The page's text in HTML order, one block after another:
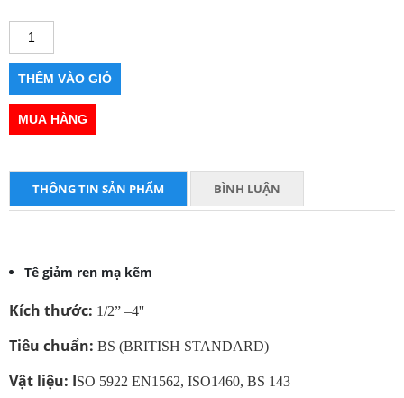
THÔNG TIN SẢN PHẨM BÌNH LUẬN
Tê giảm ren mạ kẽm
Kích thước: 1/2” –4''
Tiêu chuẩn: BS (BRITISH STANDARD)
Vật liệu: ISO 5922 EN1562, ISO1460, BS 143